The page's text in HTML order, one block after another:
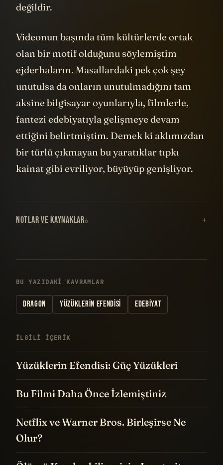
değildir.
Videonun başında tüm kültürlerde ortak
olan bir motif olduğunu söylemiştim
ejderhaların. Masallardaki pek çok şey
unutulsa da onların unutulmadığını tam
aksine bilgisayar oyunlarıyla, filmlerle,
fantezi edebiyatıyla gelişmeye devam
ettiğini belirtmiştim. Demek ki aklımızdan
bir türlü çıkmayan bu yaratıklar tıpkı
kainat gibi evriliyor, büyüyüp genişliyor.
NOTLAR VE KAYNAKLAR6
BU YAZIDAKI KAVRAMLAR
DRAGON YÜZÜKLERIN EFENDISI EDEBIYAT
İLGILI IÇERIK
Yüzüklerin Efendisi: Güç Yüzükleri
Bu Filmi Daha Önce İzlemiştiniz
Netflix ve Warner Bros. Birleşirse Ne
Olur?